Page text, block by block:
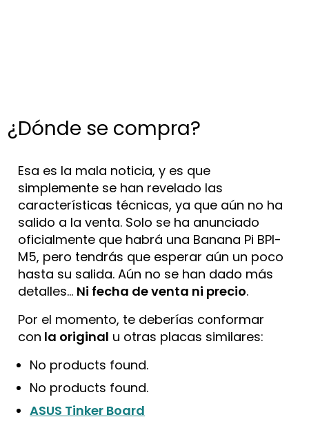
¿Dónde se compra?
Esa es la mala noticia, y es que
simplemente se han revelado las
características técnicas, ya que aún no ha
salido a la venta. Solo se ha anunciado
oficialmente que habrá una Banana Pi BPI-
M5, pero tendrás que esperar aún un poco
hasta su salida. Aún no se han dado más
detalles… Ni fecha de venta ni precio.
Por el momento, te deberías conformar
con la original u otras placas similares:
No products found.
No products found.
ASUS Tinker Board